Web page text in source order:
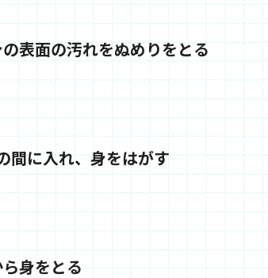
表面の汚れをぬめりをとる
間に入れ、身をはがす
身をとる